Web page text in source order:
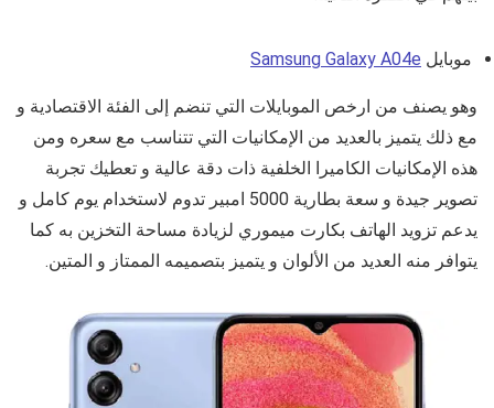
موبايل Samsung Galaxy A04e
وهو يصنف من ارخص الموبايلات التي تنضم إلى الفئة الاقتصادية و
مع ذلك يتميز بالعديد من الإمكانيات التي تتناسب مع سعره ومن
هذه الإمكانيات الكاميرا الخلفية ذات دقة عالية و تعطيك تجربة
تصوير جيدة و سعة بطارية 5000 امبير تدوم لاستخدام يوم كامل و
يدعم تزويد الهاتف بكارت ميموري لزيادة مساحة التخزين به كما
يتوافر منه العديد من الألوان و يتميز بتصميمه الممتاز و المتين.